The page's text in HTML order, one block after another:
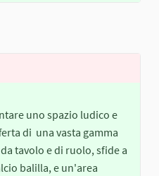
uno spazio ludico e
di una vasta gamma
tavolo e di ruolo, sfide a
balilla, e un'area